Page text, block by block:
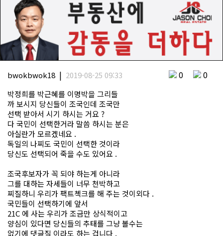
bwokbwok18 | 2019-08-25 09:33 0 0
박정희를 박근혜를 이명박을 그리들
까 보시지 당신들이 조국인데 조국만
선택 받아서 시기 하시는 거요 ?
다 국민이 선택한거라 말씀 하시는 분은
아실란가 모르겠네요 .
독일의 나찌도 국민이 선택한 것이라
당신도 선택되어 죽을 수도 있어요 .
조국후보자가 꼭 되야 하는게 아니라
그를 대하는 자세들이 너무 천박하고
찌질하니 우리가 팩트첵크를 해 주는 것이외다 .
국민들이 선택하기에 앞서
21C 에 사는 우리가 조금만 상식적이고
양심이 있다면 당신들의 추태를 그냥 볼수는
없기에 댓글질 이라도 하는 겁니다 .